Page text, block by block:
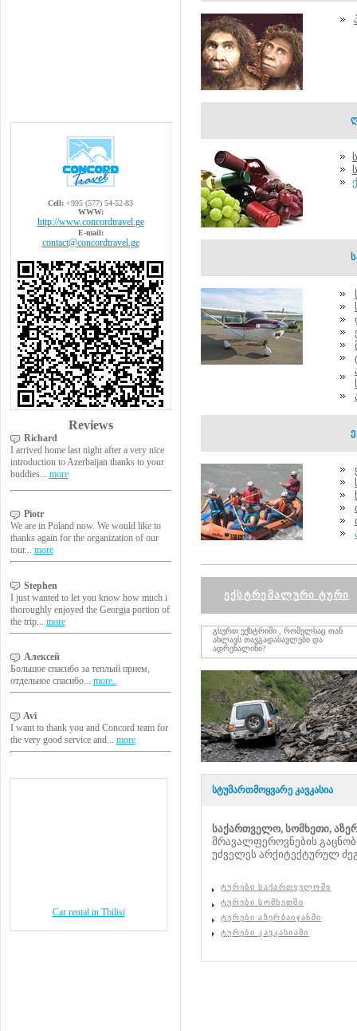
Cell: +995 (577) 54-52-83
WWW:
http://www.concordtravel.ge
E-mail:
contact@concordtravel.ge
Reviews
Richard
I arrived home last night after a very nice
introduction to Azerbaijan thanks to your
buddies... more
Piotr
We are in Poland now. We would like to
thanks again for the organization of our
tour... more
Stephen
I just wanted to let you know how much i
thoroughly enjoyed the Georgia portion of
the trip... more
Алексей
Большое спасибо за теплый прием,
отдельное спасибо... more..
Avi
I want to thank you and Concord team for
the very good service and... more
Car rental in Tbilisi
ექსტრემალური ტური
გსურთ ექსტრიმი , რომელსაც თან
ახლავს თავგადასავლები და
ადრენალინი?
სტუმართმოყვარე კავკასია
საქართველო, სომხეთი,
მრავალფეროვნების
უძველეს არქიტექტურულ
ტურები საქართველოში
ტურები სომხეთში
ტურები აზერბაიჯანში
ტურები კავკასიაში